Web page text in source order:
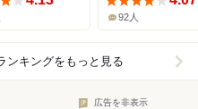
92人
ンキングをもっと見る
広告を非表示